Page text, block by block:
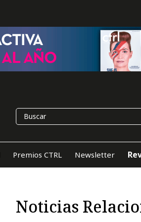
Premios CTRL Newsletter
Noticias